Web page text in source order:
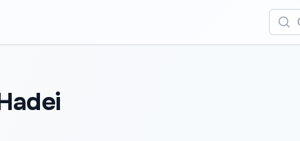
Caută